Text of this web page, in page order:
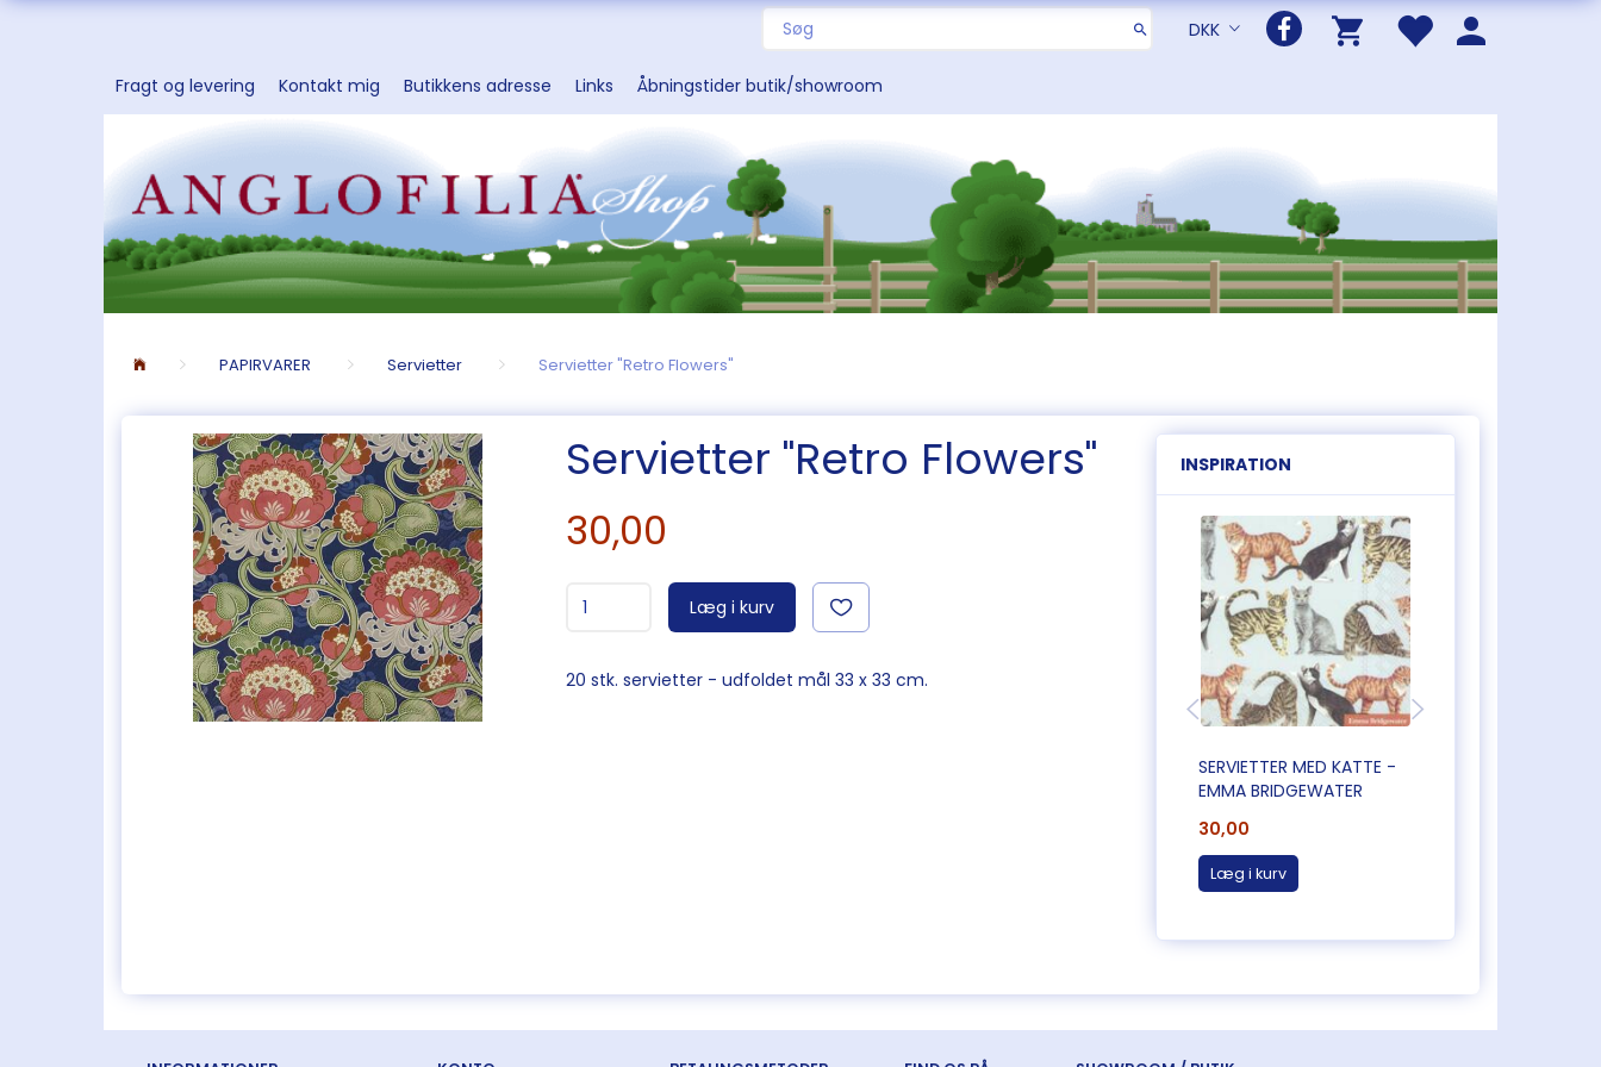
DKK
Fragt og levering Kontakt mig Butikkens adresse Links Åbningstider butik/showroom
PAPIRVARER Servietter Servietter "Retro Flowers"
Servietter "Retro Flowers"
30,00
Læg i kurv
20 stk. servietter - udfoldet mål 33 x 33 cm.
INSPIRATION
SERVIETTER MED KATTE -
EMMA BRIDGEWATER
30,00
Læg i kurv